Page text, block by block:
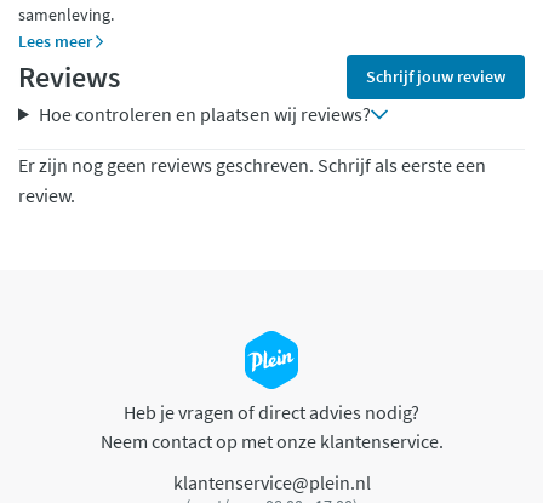
samenleving.
Lees meer
Reviews Schrijf jouw review
Hoe controleren en plaatsen wij reviews?
Er zijn nog geen reviews geschreven. Schrijf als eerste een
review.
Heb je vragen of direct advies nodig?
Neem contact op met onze klantenservice.
klantenservice@plein.nl